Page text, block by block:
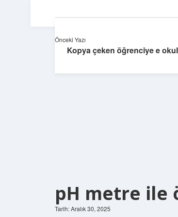
pH metre ile
Tarih: Aralık 30, 2025
Önceki Yazı
Kopya çeken öğrenciye e